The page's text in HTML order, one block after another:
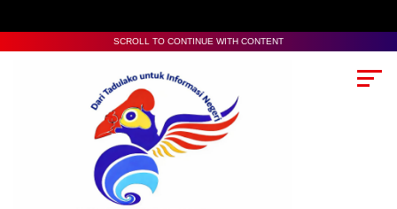
SCROLL TO CONTINUE WITH CONTENT